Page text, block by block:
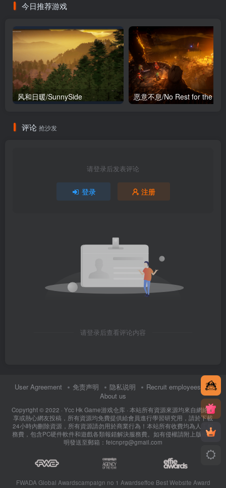
今日推荐游戏
风和日暖/SunnySide
评论 抢沙发
请登录后发表评论
登录 注册
请登录后查看评论内容
User Agreement 免责声明 隐私说明
Recruit employees
About us
Copyright © 2022 · Ycc Hk Game游戏仓库 · 本站所有資源來源均來自網絡分
享或熱心網友投稿，所有資源均免費提供給會員進行學習研究用，請於下載
24小時內刪除資源，所有資源請勿用於商業行為！本站所有收費均為人工服
務費，包含PC硬件軟件和遊戲各類報錯解決服務費。如有侵權請附上版權證
明發送至郵箱：feicnprg@gmail.com
FWADA Global Awardscampaign no 1 Awardseffoe Best Website Award